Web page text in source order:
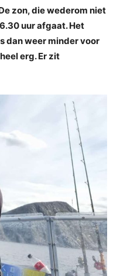
zon, die wederom niet
uur afgaat. Het
dan weer minder voor
erg. Er zit